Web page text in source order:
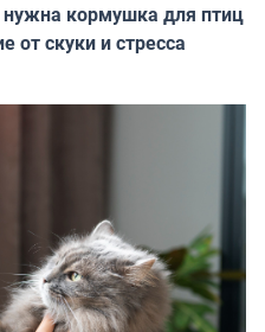
кормушка для птиц
от скуки и стресса